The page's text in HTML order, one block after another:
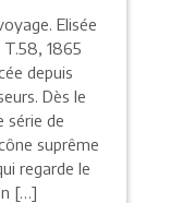
Elisée
T.58, 1865
depuis
Dès le
série de
suprême
regarde le
[…]